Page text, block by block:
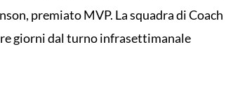
premiato MVP. La squadra di Coach
giorni dal turno infrasettimanale